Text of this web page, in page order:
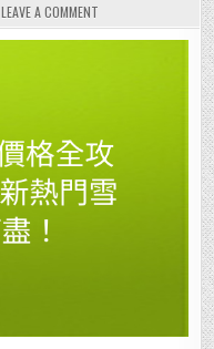
LEAVE A COMMENTON
香
港
攻
略：
2024
年
最
新